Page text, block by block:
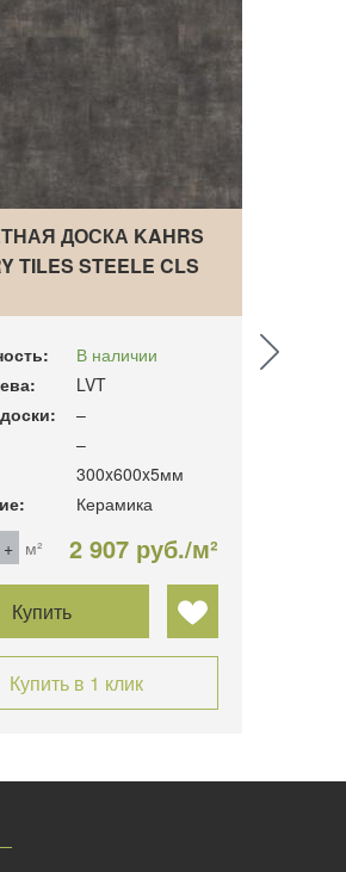
ДОСКА KAHRS
TILES STEELE CLS
В наличии
LVT
–
–
300x600x5мм
Керамика
м²
2 907 руб./м²
Купить
Купить в 1 клик